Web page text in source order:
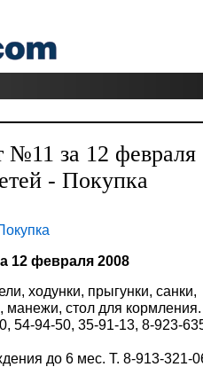
№11 за 12 февраля
- Покупка
12 февраля 2008
ходунки, прыгунки, санки,
манежи, стол для
54-94-50, 35-91-13, 8-923-
до 6 мес. Т. 8-913-321-